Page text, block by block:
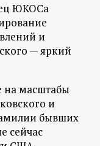
ЮКОСа
и
— яркий
на масштабы
и
бывших
сейчас